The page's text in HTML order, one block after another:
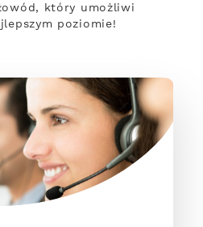
który umożliwi
poziomie!